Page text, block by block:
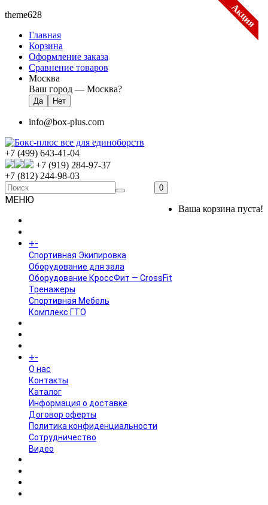
theme628
Главная
Корзина
Оформление заказа
Сравнение товаров
Москва
Ваш город — Москва?
info@box-plus.com
+7 (499) 643-41-04
+7 (919) 284-97-37
+7 (812) 244-98-03
0
Ваша корзина пуста!
МЕНЮ
+-
Спортивная Экипировка
Оборудование для зала
Оборудование КроссФит — CrossFit
Тренажеры
Спортивная Мебель
Комплекс ГТО
+-
O нас
Контакты
Каталог
Информация о доставке
Договор оферты
Политика конфиденциальности
Сотрудничество
Видео
Акция
Акция
Акция
Акция
Акция
Акция
Акция
Акция